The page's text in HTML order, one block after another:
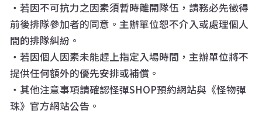
・若因不可抗力之因素須暫時離開隊伍，請務必先徵得
前後排隊參加者的同意。主辦單位恕不介入或處理個人
間的排隊糾紛。
・若因個人因素未能趕上指定入場時間，主辦單位將不
提供任何額外的優先安排或補償。
・其他注意事項請確認怪彈SHOP預約網站與《怪物彈
珠》官方網站公告。